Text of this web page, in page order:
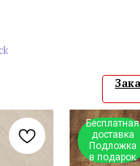
Бесплатная
доставка
Подложка
в подарок